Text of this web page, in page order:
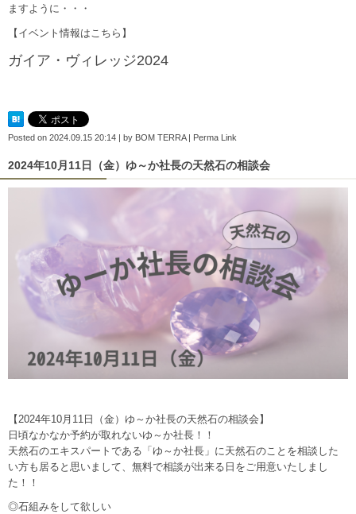
ますように・・・
【イベント情報はこちら】
ガイア・ヴィレッジ2024
Posted on 2024.09.15 20:14 | by BOM TERRA| Perma Link
2024年10月11日（金）ゆ～か社長の天然石の相談会
【2024年10月11日（金）ゆ～か社長の天然石の相談会】
日頃なかなか予約が取れないゆ～か社長！！
天然石のエキスパートである「ゆ～か社長」に天然石のことを相談した
い方も居ると思いまして、無料で相談が出来る日をご用意いたしまし
た！！
◎石組みをして欲しい